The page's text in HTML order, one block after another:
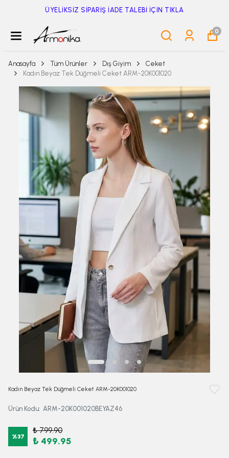
750TL ÜZERİ 50TL İNDİRİM
0
Anasayfa Tüm Ürünler Dış Giyim
Ceket
Kadın Beyaz Tek Düğmeli Ceket ARM-20K001020
Kadın Beyaz Tek Düğmeli Ceket ARM-20K001020
Ürün Kodu: ARM-20K001020BEYAZ46
%37
₺ 799.90
₺ 499.95